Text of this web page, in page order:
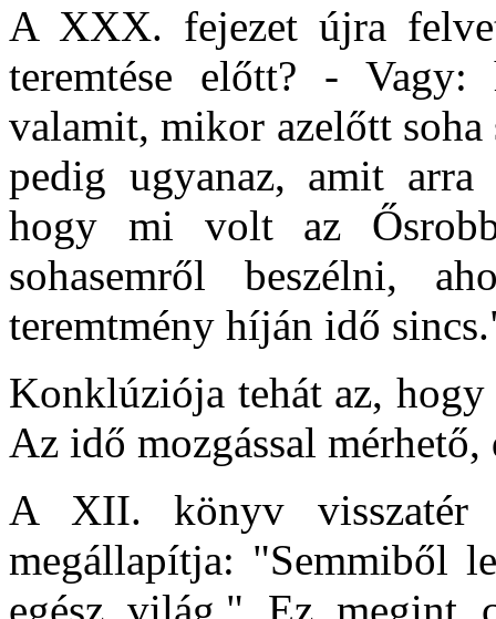
A XXX. fejezet újra
teremtése előtt? - Vagy:
valamit, mikor azelőtt soha
pedig ugyanaz, amit arra
hogy mi volt az
sohasemről beszélni,
teremtmény híján idő
Konklúziója tehát az,
Az idő mozgással mérhető,
A XII. könyv visszatér
megállapítja: "Semmiből
egész világ." Ez megint